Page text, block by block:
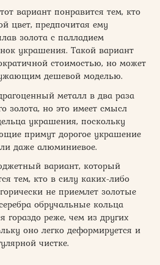
вариант понравится тем, кто
цвет, предпочитая ему
золота с палладием
украшения. Такой вариант
стоимостью, но может
дешевой моделью.
металл в два раза
золота, но это имеет смысл
украшения, поскольку
примут дорогое украшение
даже алюминиевое.
вариант, который
тем, кто в силу каких-либо
не приемлет золотые
обручальные кольца
гораздо реже, чем из других
оно легко деформируется и
чистке.